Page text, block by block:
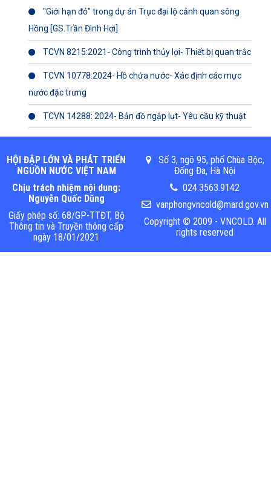
"Giới hạn đỏ" trong dự án Trục đại lộ cảnh quan sông
Hồng [GS.Trần Đình Hợi]
TCVN 8215:2021- Công trình thủy lợi- Thiết bị quan trắc
TCVN 10778:2024- Hồ chứa nước- Xác định các mực
nước đặc trưng
TCVN 14288: 2024- Bản đồ ngập lụt- Yêu cầu kỹ thuật
HỘI ĐẬP LỚN VÀ PHÁT TRIỂN
NGUỒN NƯỚC VIỆT NAM
Chịu trách nhiệm nội dung:
Nguyễn Quốc Dũng
Giấy phép số: 68/GP-TTĐT, Bộ
Thông tin và Truyền thông cấp
ngày 18/01/2021
Số 3, ngõ 95, phố Chùa Bộc,
Đống Đa, Hà Nội
024.3563.9142
vanphongvncold@mard.gov.vn
Copyright © 2009 - VNCOLD. All
rights reserved